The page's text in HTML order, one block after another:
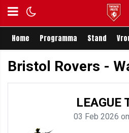
Home Programma Stand
Bristol Rovers -
LEAGUE
03 Feb 2026